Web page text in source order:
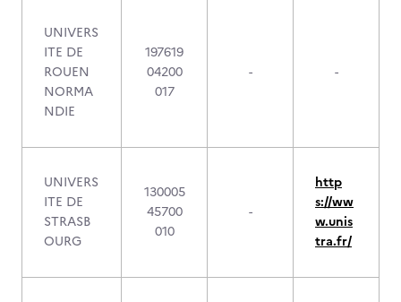
UNIVERS
ITE DE
ROUEN
NORMA
NDIE
197619
04200
017
- -
UNIVERS
ITE DE
STRASB
OURG
130005
45700
010
-
http
s://ww
w.unis
tra.fr/